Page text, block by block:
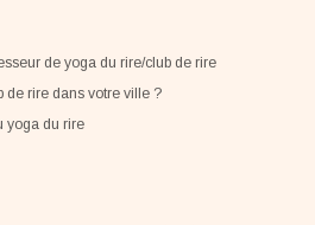
de yoga du rire/club de rire
de rire dans votre ville ?
yoga du rire